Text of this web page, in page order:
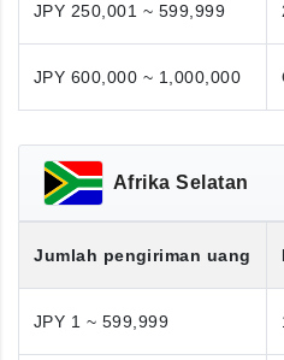
JPY 250,001 ~ 599,999
JPY 600,000 ~ 1,000,000
Afrika Selatan
Jumlah pengiriman uang
JPY 1 ~ 599,999